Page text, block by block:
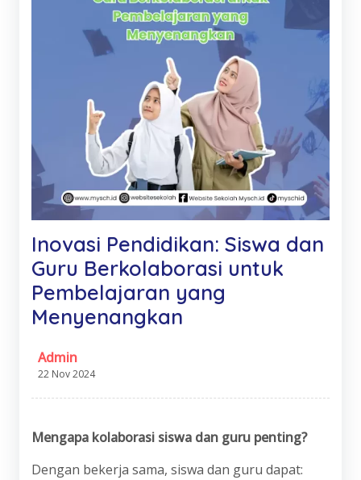
Inovasi Pendidikan: Siswa dan
Guru Berkolaborasi untuk
Pembelajaran yang
Menyenangkan
Admin
22 Nov 2024
Mengapa kolaborasi siswa dan guru penting?
Dengan bekerja sama, siswa dan guru dapat: